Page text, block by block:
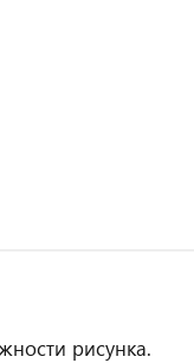
рисунка.